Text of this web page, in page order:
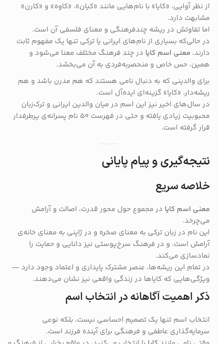
از نظر آوایی، «کایا» با نام‌هایی مانند «کیان»، «کاوه» و «کارن»
مشابهت دارد.
اما تفاوتش در ریشه چندفرهنگی و معنای فلسفی آن است.
در حالی‌که بسیاری از نام‌های ایرانی یا ترکی تنها یک مفهوم ثابت
دارند، معنی اسم کایا در چند فرهنگ مختلف معنا می‌شود و
همین، حس خاص و منحصربه‌فردی به آن می‌بخشد.
برای والدینی که به دنبال نامی هستند که هم مدرن باشد و هم
ریشه‌دار، «کایا» گزینه‌ای ایده‌آل است.
در سال‌های اخیر نیز این اسم در میان والدین ایرانی و ترک‌زبان
محبوبیت زیادی یافته و حتی در فهرست ۵۰ نام پسرانه‌ی پرطرفدار
قرار گرفته است.
نتیجه‌گیری و پیام پایانی
خلاصه سریع
معنی اسم کایا در مجموع حول محور قدرت، اصالت و آرامش
می‌چرخد.
این نام در زبان ترکی به معنای صخره و در ژاپنی به معنای خانه‌ی
آرامش است، و در فرهنگ سرخ‌پوستی نیز دانایی و حمایت را
نمادسازی می‌کند.
در تمام این ریشه‌ها، عنصر مشترک پایداری و اعتماد وجود دارد —
ویژگی‌هایی که کایاها در زندگی واقعی نیز نشان می‌دهند.
ذکر اهمیت آگاهانه در انتخاب اسم
انتخاب اسم تنها یک تصمیم احساسی نیست، بلکه نوعی
سرمایه‌گذاری عاطفی و فرهنگی برای آینده فرزند است.